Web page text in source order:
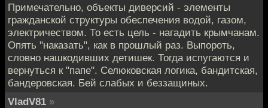
Примечательно, объекты диверсий - элементы
гражданской структуры обеспечения водой, газом,
электричеством. То есть цель - нагадить крымчанам.
Опять "наказать", как в прошлый раз. Выпороть,
словно нашкодивших детишек. Тогда испугаются и
вернуться к "папе". Селюковская логика, бандитская,
бандеровская. Бей слабых и беззащиных.
VladV81 »